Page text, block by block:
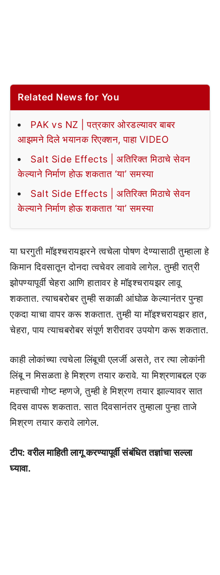
Related News for You
PAK vs NZ | पत्रकार ओरडल्यावर बाबर
आझमने दिले भयानक रिएक्शन, पाहा VIDEO
Salt Side Effects | अतिरिक्त मिठाचे सेवन
केल्याने निर्माण होऊ शकतात ‘या’ समस्या
Salt Side Effects | अतिरिक्त मिठाचे सेवन
केल्याने निर्माण होऊ शकतात ‘या’ समस्या
या घरगुती मॉइश्चरायझरने त्वचेला पोषण देण्यासाठी तुम्हाला हे
किमान दिवसातून दोनदा त्वचेवर लावावे लागेल. तुम्ही रात्री
झोपण्यापूर्वी चेहरा आणि हातावर हे मॉइश्चरायझर लावू
शकतात. त्याचबरोबर तुम्ही सकाळी आंघोळ केल्यानंतर पुन्हा
एकदा याचा वापर करू शकतात. तुम्ही या मॉइश्चरायझर हात,
चेहरा, पाय त्याचबरोबर संपूर्ण शरीरावर उपयोग करू शकतात.
काही लोकांच्या त्वचेला लिंबूची एलर्जी असते, तर त्या लोकांनी
लिंबू न मिसळता हे मिश्रण तयार करावे. या मिश्रणाबद्दल एक
महत्त्वाची गोष्ट म्हणजे, तुम्ही हे मिश्रण तयार झाल्यावर सात
दिवस वापरू शकतात. सात दिवसानंतर तुम्हाला पुन्हा ताजे
मिश्रण तयार करावे लागेल.
टीप: वरील माहिती लागू करण्यापूर्वी संबंधित तज्ञांचा सल्ला
घ्यावा.